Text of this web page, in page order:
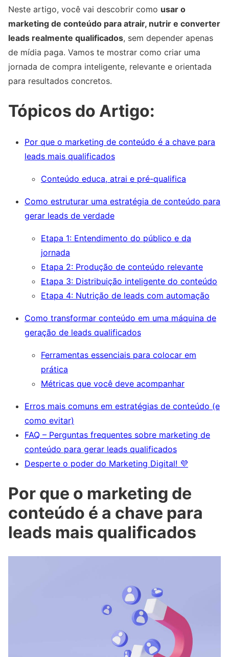
Neste artigo, você vai descobrir como usar o
marketing de conteúdo para atrair, nutrir e converter
leads realmente qualificados, sem depender apenas
de mídia paga. Vamos te mostrar como criar uma
jornada de compra inteligente, relevante e orientada
para resultados concretos.
Tópicos do Artigo:
Por que o marketing de conteúdo é a chave para
leads mais qualificados
Conteúdo educa, atrai e pré-qualifica
Como estruturar uma estratégia de conteúdo para
gerar leads de verdade
Etapa 1: Entendimento do público e da
jornada
Etapa 2: Produção de conteúdo relevante
Etapa 3: Distribuição inteligente do conteúdo
Etapa 4: Nutrição de leads com automação
Como transformar conteúdo em uma máquina de
geração de leads qualificados
Ferramentas essenciais para colocar em
prática
Métricas que você deve acompanhar
Erros mais comuns em estratégias de conteúdo (e
como evitar)
FAQ – Perguntas frequentes sobre marketing de
conteúdo para gerar leads qualificados
Desperte o poder do Marketing Digital! 💜
Por que o marketing de
conteúdo é a chave para
leads mais qualificados